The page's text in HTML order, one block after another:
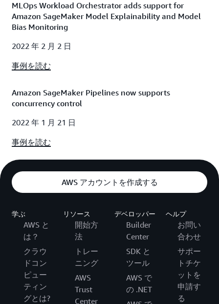
MLOps Workload Orchestrator adds support for
Amazon SageMaker Model Explainability and Model
Bias Monitoring
2022 年 2 月 2 日
事例を読む
Amazon SageMaker Pipelines now supports
concurrency control
2022 年 1 月 21 日
事例を読む
AWS アカウントを作成する
学ぶ
AWS と
は？
クラウ
ドコン
ピュー
ティン
グとは?
リソース
開始方
法
トレー
ニング
AWS
Trust
Center
デベロッパー
Builder
Center
SDK と
ツール
AWS で
の .NET
ヘルプ
お問い
合わせ
サポー
トチケ
ットを
申請す
る